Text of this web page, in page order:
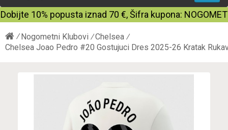
Dobijte 10% popusta iznad 70 €, Šifra kupona: NOGOMET
Nogometni Klubovi
Chelsea
Chelsea Joao Pedro #20 Gostujuci Dres 2025-26 Kratak